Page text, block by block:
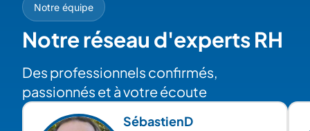
Notre équipe
Notre réseau d'experts RH
Des professionnels confirmés,
passionnés et à votre écoute
SébastienD